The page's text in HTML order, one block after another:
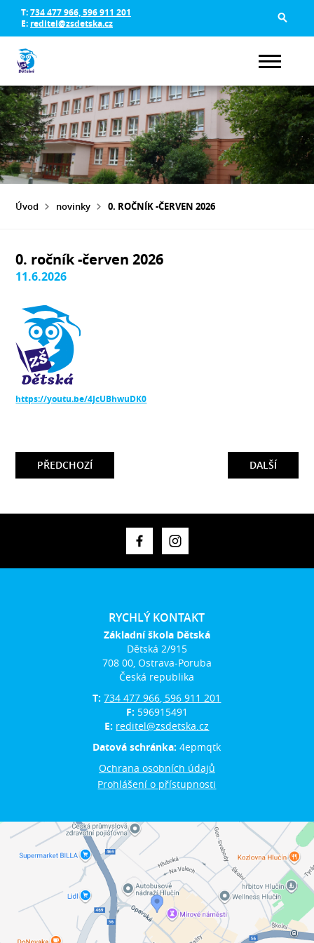
T:734 477 966, 596 911 201
E: reditel@zsdetska.cz
Úvod novinky 0. ROČNÍK -ČERVEN 2026
0. ročník -červen 2026
11.6.2026
https://youtu.be/4JcUBhwuDK0
DALŠÍ
PŘEDCHOZÍ
RYCHLÝ KONTAKT
Základní škola Dětská
Dětská 2/915
708 00, Ostrava-Poruba
Česká republika
T:734 477 966, 596 911 201
F: 596915491
E: reditel@zsdetska.cz
Datová schránka:4epmqtk
Ochrana osobních údajů
Prohlášení o přístupnosti